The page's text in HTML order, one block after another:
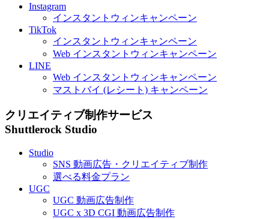
Instagram
インスタントウィンキャンペーン
TikTok
インスタントウィンキャンペーン
Web インスタントウィンキャンペーン
LINE
Web インスタントウィンキャンペーン
マストバイ (レシート) キャンペーン
クリエイティブ制作サービス
Shuttlerock Studio
Studio
SNS 動画広告・クリエイティブ制作
選べる料金プラン
UGC
UGC 動画広告制作
UGC x 3D CGI 動画広告制作